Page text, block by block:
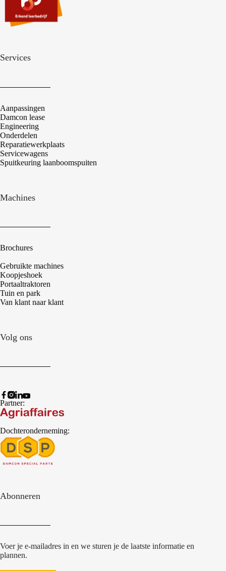
Services
Aanpassingen
Damcon lease
Engineering
Onderdelen
Reparatiewerkplaats
Servicewagens
Spuitkeuring laanboomspuiten
Machines
Brochures
Gebruikte machines
Koopjeshoek
Portaaltraktoren
Tuin en park
Van klant naar klant
Volg ons
Partner:
Dochteronderneming:
Abonneren
Voer je e-mailadres in en we sturen je de laatste informatie en
plannen.